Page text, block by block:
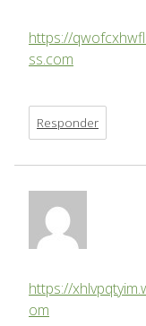
https://
ss.com
Responder
https://
om